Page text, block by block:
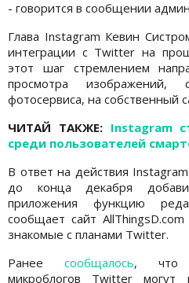
- говорится в сообщении
Глава Instagram Кевин
интеграции с Twitter на
этот шаг стремлением
просмотра
фотосервиса, на собственный
ЧИТАЙ ТАКЖЕ: Instagram
среди пользователей
В ответ на действия
до конца декабря
приложения функцию
сообщает сайт
знакомые с планами Twitter.
Ранее сообщалось, что
микроблогов Twitter могут